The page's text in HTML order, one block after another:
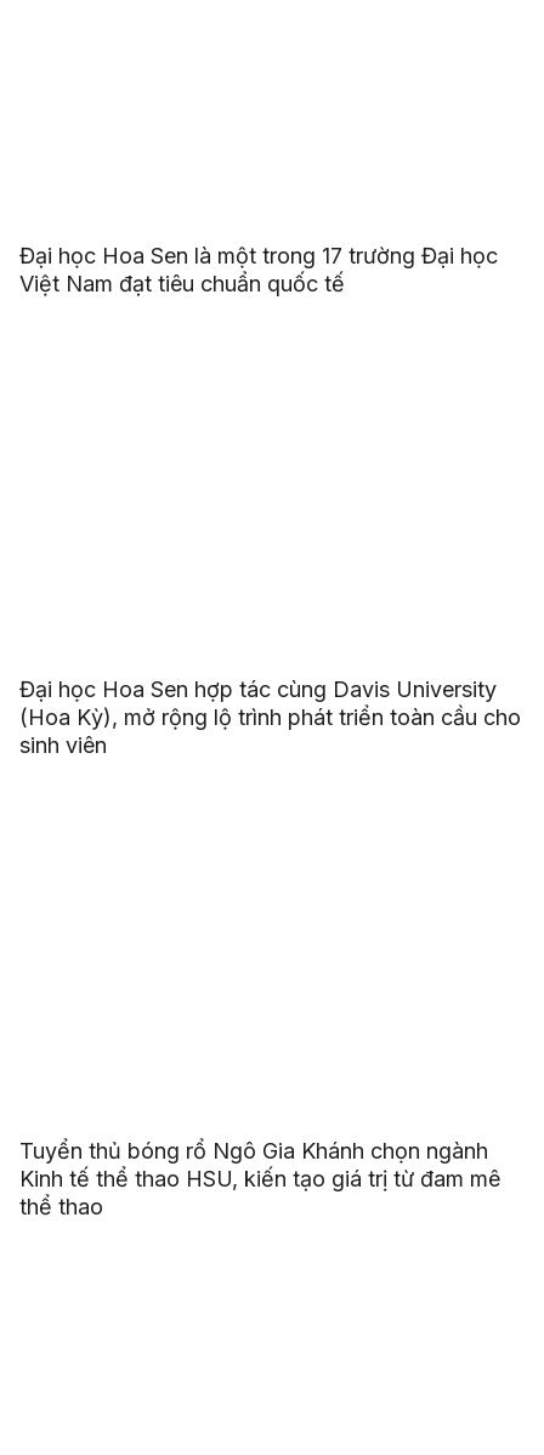
Đại học Hoa Sen là một trong 17 trường Đại học
Việt Nam đạt tiêu chuẩn quốc tế
Đại học Hoa Sen hợp tác cùng Davis University
(Hoa Kỳ), mở rộng lộ trình phát triển toàn cầu cho
sinh viên
Tuyển thủ bóng rổ Ngô Gia Khánh chọn ngành
Kinh tế thể thao HSU, kiến tạo giá trị từ đam mê
thể thao